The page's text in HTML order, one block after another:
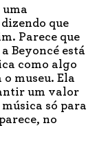
uma
que
Parece que
Beyoncé está
como algo
museu. Ela
um valor
só para
no